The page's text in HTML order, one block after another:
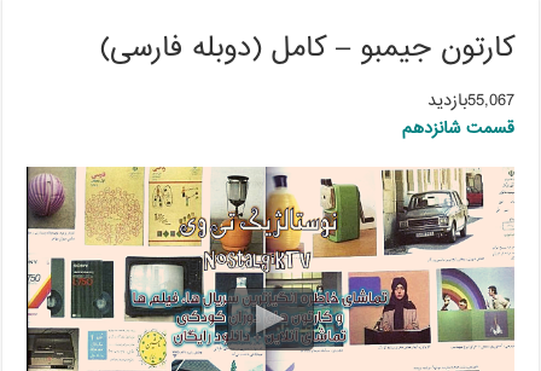
کارتون جیمبو – کامل (دوبله فارسی)
55,067بازدید
قسمت شانزدهم